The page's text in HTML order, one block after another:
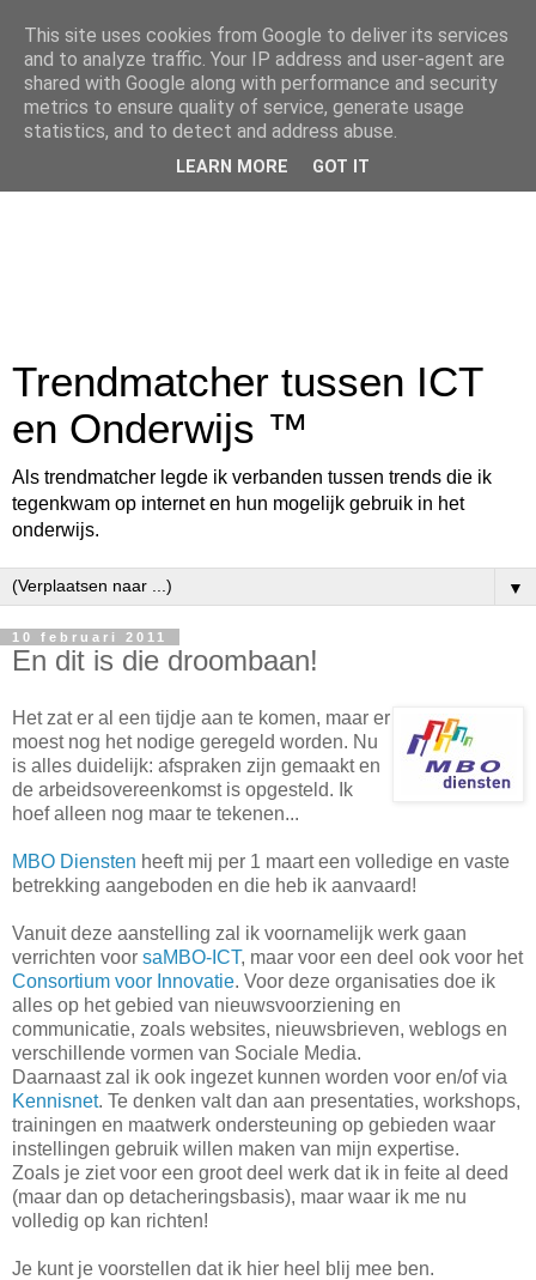
Trendmatcher tussen ICT
en Onderwijs ™
Als trendmatcher legde ik verbanden tussen trends die ik
tegenkwam op internet en hun mogelijk gebruik in het
onderwijs.
▼
10 februari 2011
En dit is die droombaan!
Het zat er al een tijdje aan te komen, maar er
moest nog het nodige geregeld worden. Nu
is alles duidelijk: afspraken zijn gemaakt en
de arbeidsovereenkomst is opgesteld. Ik
hoef alleen nog maar te tekenen...
MBO Diensten heeft mij per 1 maart een volledige en vaste
betrekking aangeboden en die heb ik aanvaard!
Vanuit deze aanstelling zal ik voornamelijk werk gaan
verrichten voor saMBO-ICT, maar voor een deel ook voor het
Consortium voor Innovatie. Voor deze organisaties doe ik
alles op het gebied van nieuwsvoorziening en
communicatie, zoals websites, nieuwsbrieven, weblogs en
verschillende vormen van Sociale Media.
Daarnaast zal ik ook ingezet kunnen worden voor en/of via
Kennisnet. Te denken valt dan aan presentaties, workshops,
trainingen en maatwerk ondersteuning op gebieden waar
instellingen gebruik willen maken van mijn expertise.
Zoals je ziet voor een groot deel werk dat ik in feite al deed
(maar dan op detacheringsbasis), maar waar ik me nu
volledig op kan richten!
Je kunt je voorstellen dat ik hier heel blij mee ben.
This site uses cookies from Google to deliver its services
and to analyze traffic. Your IP address and user-agent are
shared with Google along with performance and security
metrics to ensure quality of service, generate usage
statistics, and to detect and address abuse.
LEARN MORE GOT IT